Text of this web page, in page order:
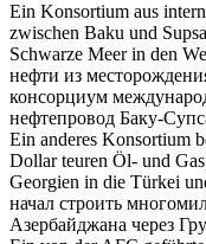
Ein Konsortium aus
zwischen Baku und
Schwarze Meer in den
нефти из
консорциум
нефтепровод Баку-
Ein anderes Konsortium
Dollar teuren Öl- und
Georgien in die Türkei
начал строить
Азербайджана через